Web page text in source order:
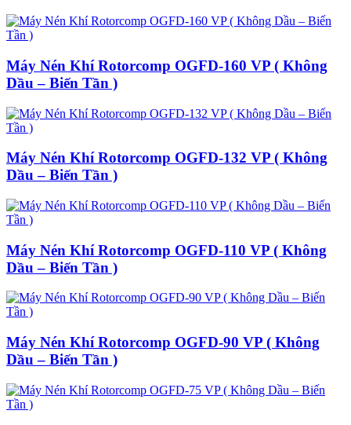
Máy Nén Khí Rotorcomp OGFD-160 VP ( Không
Dầu – Biến Tần )
Máy Nén Khí Rotorcomp OGFD-132 VP ( Không
Dầu – Biến Tần )
Máy Nén Khí Rotorcomp OGFD-110 VP ( Không
Dầu – Biến Tần )
Máy Nén Khí Rotorcomp OGFD-90 VP ( Không
Dầu – Biến Tần )